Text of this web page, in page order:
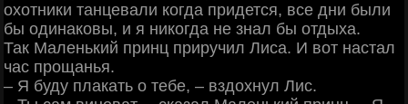
охотники танцевали когда придется, все дни были
бы одинаковы, и я никогда не знал бы отдыха.
Так Маленький принц приручил Лиса. И вот настал
час прощанья.
‒ Я буду плакать о тебе, ‒ вздохнул Лис.